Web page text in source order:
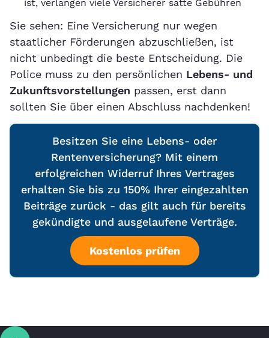
ist, verlangen viele Versicherer satte Gebühren
Sie sehen: Eine Versicherung nur wegen
staatlicher Förderungen abzuschließen, ist
nicht unbedingt die beste Entscheidung. Die
Police muss zu den persönlichen Lebens- und
Zukunftsvorstellungen passen, erst dann
sollten Sie über einen Abschluss nachdenken!
Besitzen Sie eine Lebens- oder
Rentenversicherung? Mit einem
erfolgreichen Widerruf Ihres Vertrages
erhalten Sie bis zu 150% Ihrer eingezahlten
Beiträge zurück - das gilt auch für bereits
gekündigte und ausgelaufene Verträge.
Kostenlos prüfen